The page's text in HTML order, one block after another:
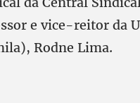
e vice-reitor da
Rodne Lima.